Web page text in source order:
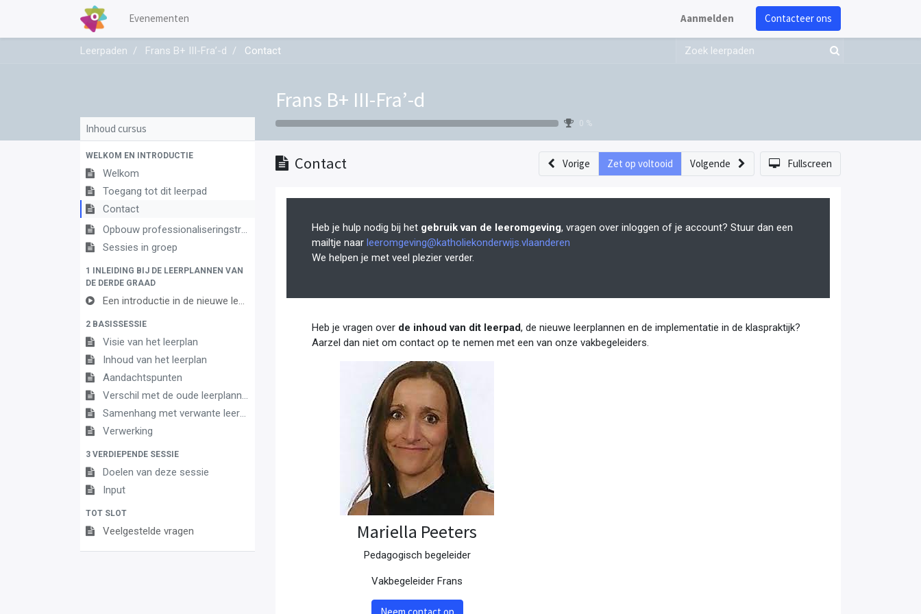
Evenementen Aanmelden Contacteer ons
Leerpaden Frans B+ III-Fra’-d Contact
Frans B+ III-Fra’-d
0 %
Inhoud cursus
WELKOM EN INTRODUCTIE
Welkom
Toegang tot dit leerpad
Contact
Opbouw professionaliseringstraject
Sessies in groep
1 INLEIDING BIJ DE LEERPLANNEN VAN
DE DERDE GRAAD
Een introductie in de nieuwe leerplannen van de derde graad
2 BASISSESSIE
Visie van het leerplan
Inhoud van het leerplan
Aandachtspunten
Verschil met de oude leerplannen
Samenhang met verwante leerplannen
Verwerking
3 VERDIEPENDE SESSIE
Doelen van deze sessie
Input
TOT SLOT
Veelgestelde vragen
Contact Vorige Zet op voltooid Volgende Fullscreen
Heb je hulp nodig bij het gebruik van de leeromgeving, vragen over inloggen of je account? Stuur dan een
mailtje naar leeromgeving@katholiekonderwijs.vlaanderen
We helpen je met veel plezier verder.
Heb je vragen over de inhoud van dit leerpad, de nieuwe leerplannen en de implementatie in de klaspraktijk?
Aarzel dan niet om contact op te nemen met een van onze vakbegeleiders.
Mariella Peeters
Pedagogisch begeleider
Vakbegeleider Frans
Neem contact op